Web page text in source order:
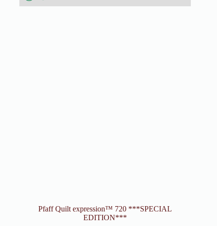
Pfaff Quilt expression™ 720 ***SPECIAL
EDITION***